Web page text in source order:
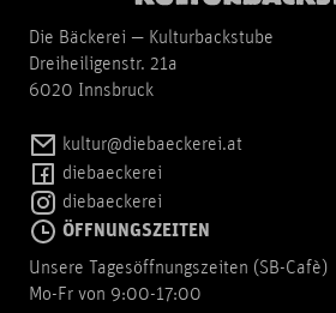
Die Bäckerei — Kulturbackstube
Dreiheiligenstr. 21a
6020 Innsbruck
kultur@diebaeckerei.at
diebaeckerei
diebaeckerei
ÖFFNUNGSZEITEN
Unsere Tagesöffnungszeiten (SB-Cafè)
Mo-Fr von 9:00-17:00